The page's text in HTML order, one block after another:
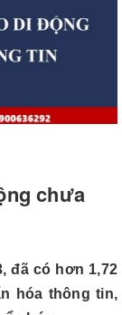
chưa
đã có hơn 1,72
hóa thông tin,